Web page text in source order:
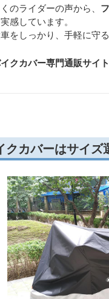
のライダーの声から、
感しています。
をしっかり、手軽に守
クカバー専門通販サイ
クカバーはサイズ